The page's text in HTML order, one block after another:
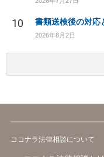
10
2026年8月2日
ココナラ法律相談について